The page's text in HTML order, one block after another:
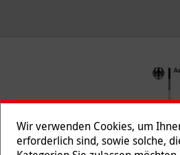
Wir verwenden Cookies, um
erforderlich sind, sowie solche,